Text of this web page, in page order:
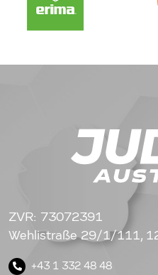
ZVR: 73072391
Wehlistraße 29/1/111,
+43 1 332 48 48